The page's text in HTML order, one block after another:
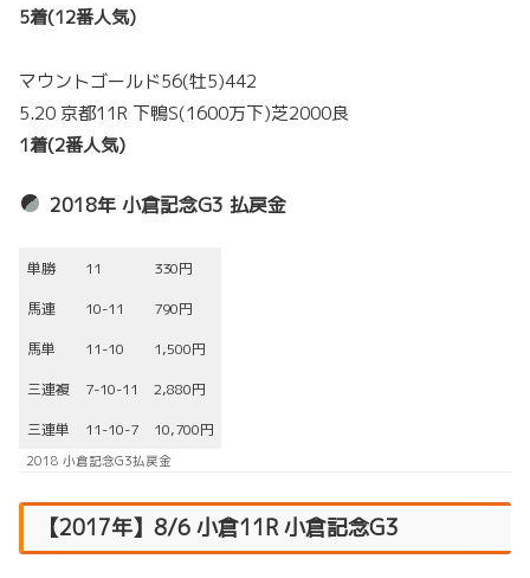
5着(12番人気)
マウントゴールド56(牡5)442
5.20 京都11R 下鴨S(1600万下)芝2000良
1着(2番人気)
2018年 小倉記念G3 払戻金
単勝 11
330円
馬連
10-11
790円
馬単
11-10
1,500円
三連複
7-10-11
2,880円
三連単
11-10-7 10,700円
2018 小倉記念G3払戻金
【2017年】8/6 小倉11R 小倉記念G3